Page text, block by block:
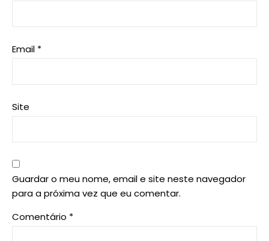
Email *
Site
Guardar o meu nome, email e site neste navegador
para a próxima vez que eu comentar.
Comentário *